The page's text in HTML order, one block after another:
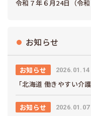
令和７年６月24日（令
お知らせ
お知らせ 2026.01.14
「北海道 働きやすい介
お知らせ 2026.01.07